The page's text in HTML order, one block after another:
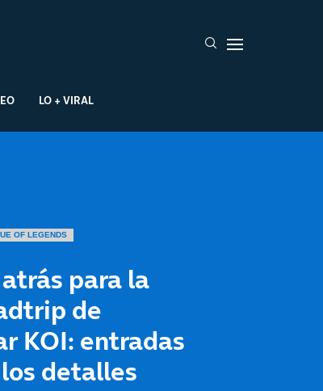
LO + VIRAL
OF LEGENDS
para la
de
KOI: entradas
detalles